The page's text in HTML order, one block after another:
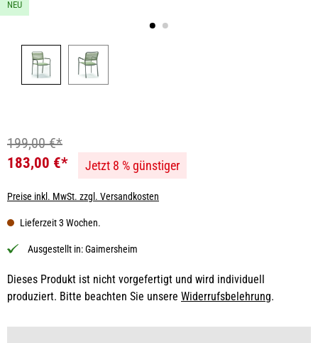
NEU
199,00 €*
183,00 €*
Jetzt 8 % günstiger
Preise inkl. MwSt. zzgl. Versandkosten
Lieferzeit 3 Wochen.
Ausgestellt in:Gaimersheim
Dieses Produkt ist nicht vorgefertigt und wird individuell
produziert. Bitte beachten Sie unsere Widerrufsbelehrung.